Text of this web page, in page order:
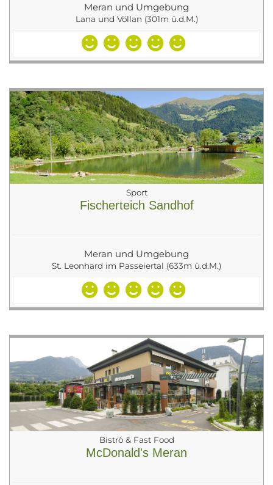
Meran und Umgebung
Lana und Völlan (301m ü.d.M.)
Sport
Fischerteich Sandhof
Meran und Umgebung
St. Leonhard im Passeiertal (633m ü.d.M.)
Bistrò & Fast Food
McDonald's Meran